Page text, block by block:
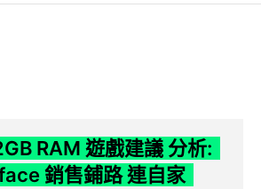
RAM 遊戲建議 分析:
銷售鋪路 連自家